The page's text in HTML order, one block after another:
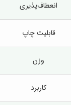
انعطاف‌پذیری
قابلیت چاپ
وزن
کاربرد